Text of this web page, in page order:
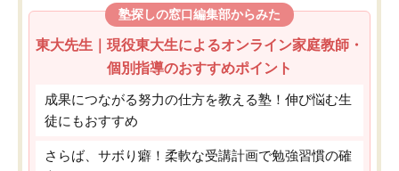
塾探しの窓口編集部からみた
東大先生｜現役東大生によるオンライン家庭教師・
個別指導のおすすめポイント
成果につながる努力の仕方を教える塾！伸び悩む生
徒にもおすすめ
さらば、サボり癖！柔軟な受講計画で勉強習慣の確